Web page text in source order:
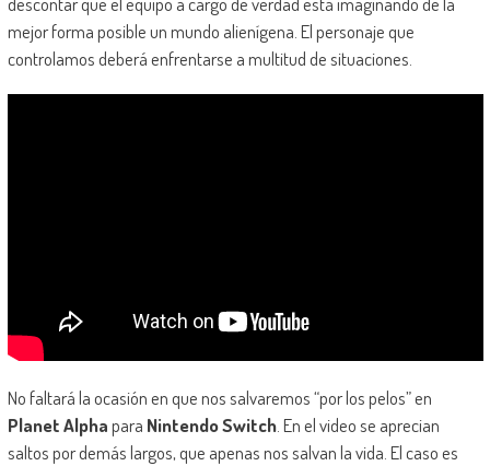
mejor forma posible un mundo alienígena. El personaje que
controlamos deberá enfrentarse a multitud de situaciones.
No faltará la ocasión en que nos salvaremos “por los pelos” en
Planet Alphapara Nintendo Switch. En el video se aprecian
saltos por demás largos, que apenas nos salvan la vida. El caso es